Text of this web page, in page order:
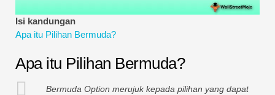
Bentuk penuh
Tutorial Pengurusan Risiko
Isi kandungan
Apa itu Pilihan Bermuda?
Apa itu Pilihan Bermuda?
Bermuda Option merujuk kepada pilihan yang dapat